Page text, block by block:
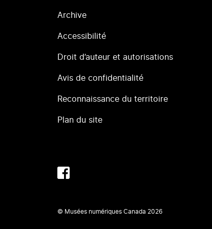
Archive
Accessibilité
Droit d’auteur et autorisations
Avis de confidentialité
Reconnaissance du territoire
Plan du site
© Musées numériques Canada 2026